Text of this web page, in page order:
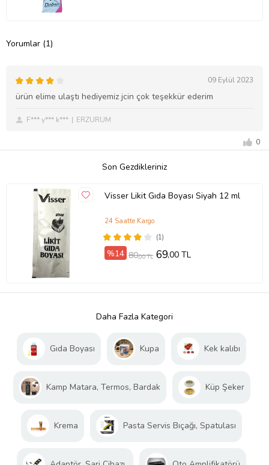
Yorumlar (1)
09 Eylül 2023
ürün elime ulaştı hediyemiz jcin çok teşekkür ederim
F*** y*** k*** ERZURUM
0
Son Gezdikleriniz
Visser Likit Gıda Boyası Siyah 12 ml
(1)
24 Saatte Kargo
%14 80,00 TL 69,00 TL
Daha Fazla Kategori
Gıda Boyası Kupa Kek kalıbı
Kamp Matara, Termos, Bardak Küp Şeker
Krema Pasta Servis Bıçağı, Spatulası